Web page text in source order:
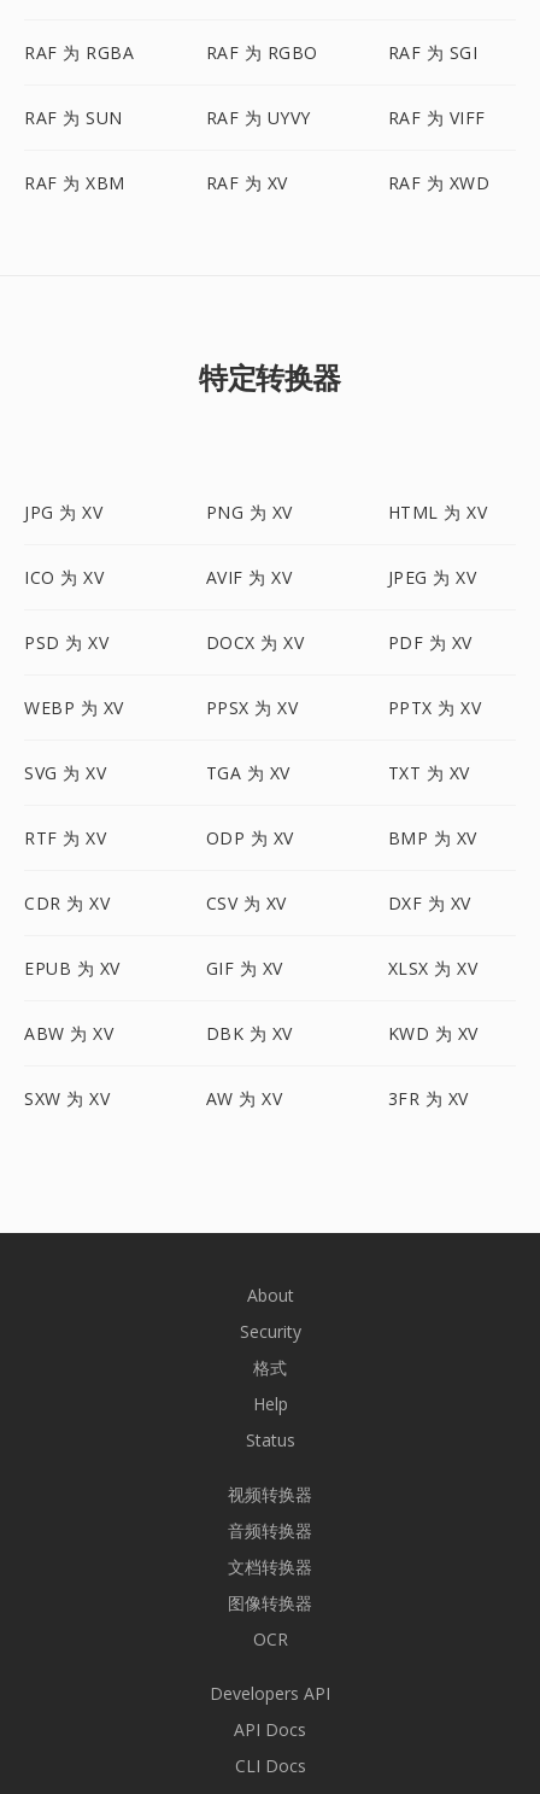
RAF 为 RGBA RAF 为 RGBO RAF 为 SGI
RAF 为 SUN RAF 为 UYVY RAF 为 VIFF
RAF 为 XBM RAF 为 XV RAF 为 XWD
特定转换器
JPG 为 XV PNG 为 XV HTML 为 XV
ICO 为 XV AVIF 为 XV JPEG 为 XV
PSD 为 XV DOCX 为 XV PDF 为 XV
WEBP 为 XV PPSX 为 XV PPTX 为 XV
SVG 为 XV TGA 为 XV TXT 为 XV
RTF 为 XV ODP 为 XV BMP 为 XV
CDR 为 XV CSV 为 XV DXF 为 XV
EPUB 为 XV GIF 为 XV XLSX 为 XV
ABW 为 XV DBK 为 XV KWD 为 XV
SXW 为 XV AW 为 XV 3FR 为 XV
About
Security
格式
Help
Status
视频转换器
音频转换器
文档转换器
图像转换器
OCR
Developers API
API Docs
CLI Docs